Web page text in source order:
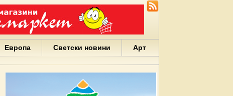
Европа Светски новини Арт